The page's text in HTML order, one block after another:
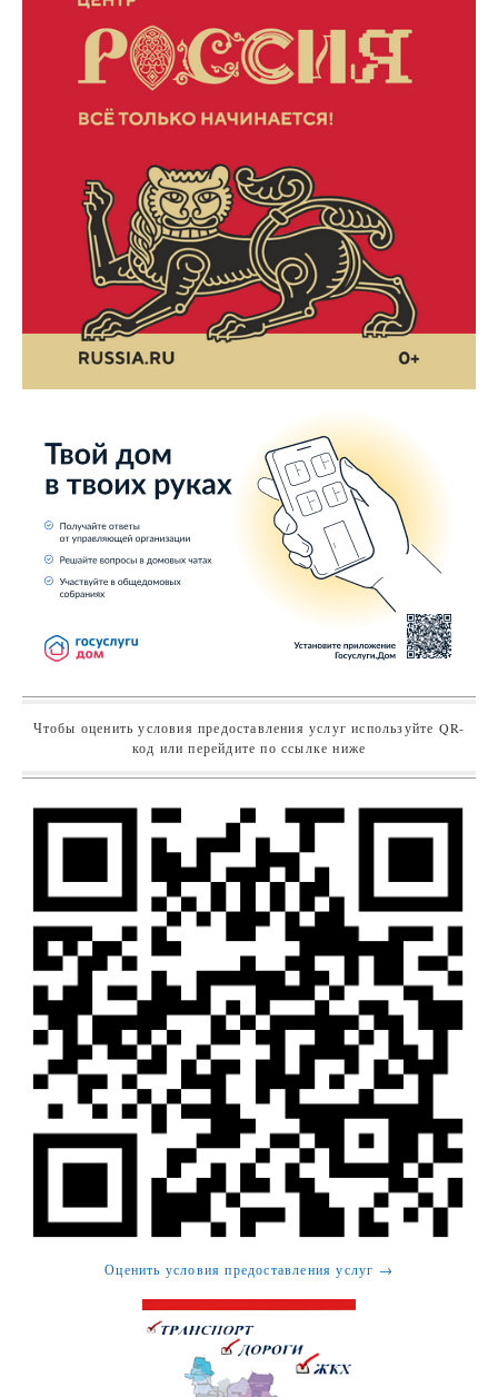
Чтобы оценить условия предоставления услуг используйте QR-
код или перейдите по ссылке ниже
Оценить условия предоставления услуг →